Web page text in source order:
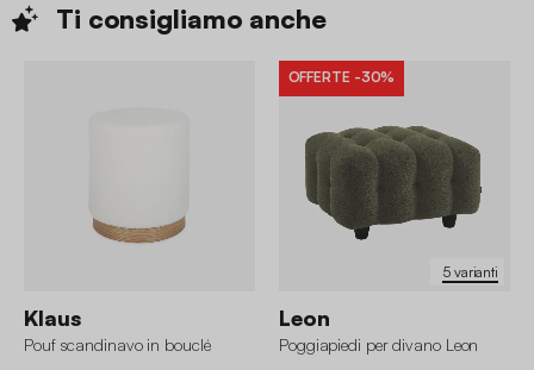
Ti consigliamo anche
Klaus
Pouf scandinavo in bouclé
5 varianti
OFFERTE -30%
Leon
Poggiapiedi per divano Leon